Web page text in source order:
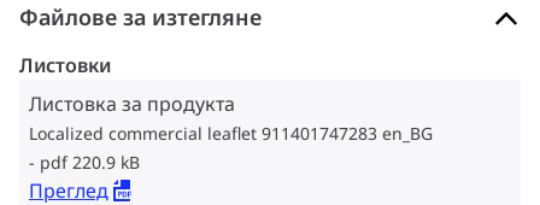
Файлове за изтегляне
Листовки
Листовка за продукта
Localized commercial leaflet 911401747283 en_BG
pdf 220.9 kB
Преглед